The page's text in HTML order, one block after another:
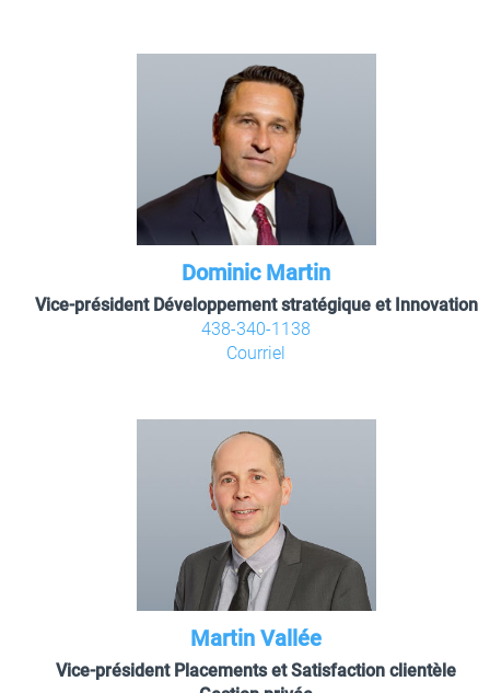
Dominic Martin
Vice-président Développement stratégique et Innovation
438-340-1138
Courriel
Martin Vallée
Vice-président Placements et Satisfaction clientèle